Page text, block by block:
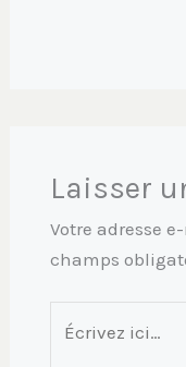
Laisser
Votre adresse
champs